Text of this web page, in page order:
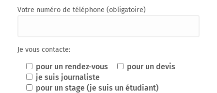
Votre numéro de téléphone (obligatoire)
Je vous contacte:
pour un rendez-vous
pour un devis
je suis journaliste
pour un stage (je suis un étudiant)